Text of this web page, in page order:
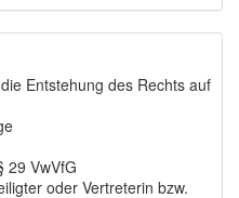
Entstehung des Rechts auf
29 VwVfG
oder Vertreterin bzw.